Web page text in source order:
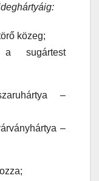
közeg;
sugártest
–
–